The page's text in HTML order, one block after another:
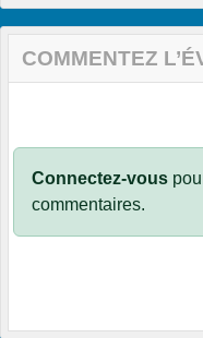
COMMENTEZ
Connectez-vous
commentaires.